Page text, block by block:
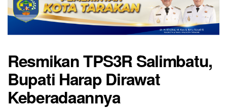
Resmikan TPS3R Salimbatu,
Bupati Harap Dirawat
Keberadaannya